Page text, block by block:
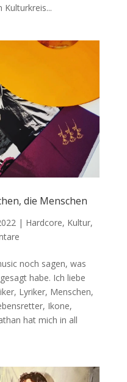
die Menschen
| Hardcore, Kultur,
noch sagen, was
habe. Ich liebe
Lyriker, Menschen,
Ikone,
hat mich in all